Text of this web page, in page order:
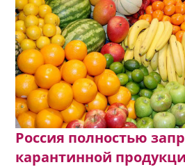
Россия полностью
карантинной